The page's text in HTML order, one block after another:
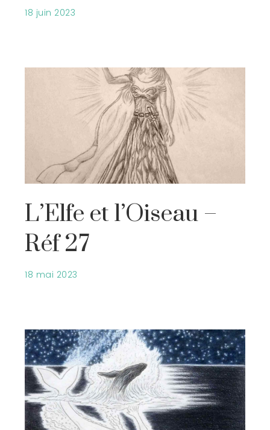
18 juin 2023
L’Elfe et l’Oiseau –
Réf 27
18 mai 2023